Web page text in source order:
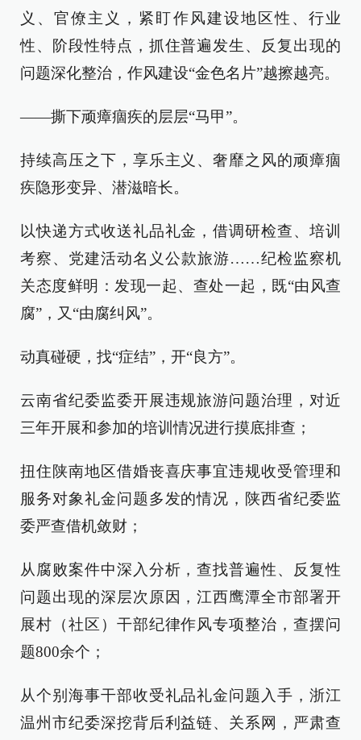
义、官僚主义，紧盯作风建设地区性、行业
性、阶段性特点，抓住普遍发生、反复出现的
问题深化整治，作风建设“金色名片”越擦越亮。
——撕下顽瘴痼疾的层层“马甲”。
持续高压之下，享乐主义、奢靡之风的顽瘴痼
疾隐形变异、潜滋暗长。
以快递方式收送礼品礼金，借调研检查、培训
考察、党建活动名义公款旅游……纪检监察机
关态度鲜明：发现一起、查处一起，既“由风查
腐”，又“由腐纠风”。
动真碰硬，找“症结”，开“良方”。
云南省纪委监委开展违规旅游问题治理，对近
三年开展和参加的培训情况进行摸底排查；
扭住陕南地区借婚丧喜庆事宜违规收受管理和
服务对象礼金问题多发的情况，陕西省纪委监
委严查借机敛财；
从腐败案件中深入分析，查找普遍性、反复性
问题出现的深层次原因，江西鹰潭全市部署开
展村（社区）干部纪律作风专项整治，查摆问
题800余个；
从个别海事干部收受礼品礼金问题入手，浙江
温州市纪委深挖背后利益链、关系网，严肃查